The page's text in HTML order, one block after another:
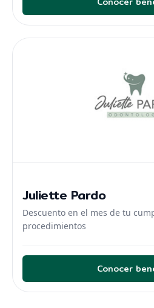
Juliette Pardo
Descuento en el mes de tu
procedimientos
Conocer